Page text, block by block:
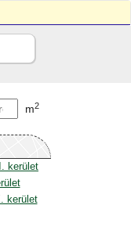
m2
kerület
kerület